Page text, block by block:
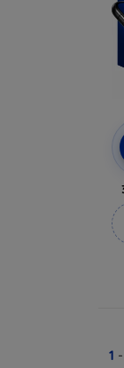
1 -